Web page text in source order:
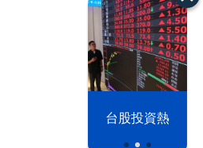
台股投資熱